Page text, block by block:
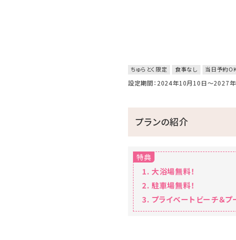
ちゅらとく限定 食事なし 当日予約
設定期間：2024年10月10日～2027
プランの紹介
特典
大浴場無料！
駐車場無料！
プライベートビーチ＆プ